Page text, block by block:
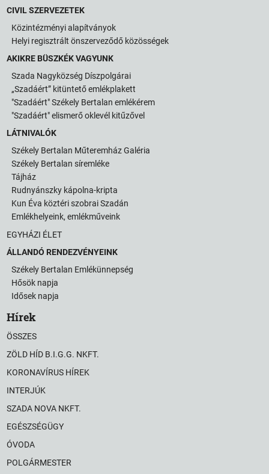
CIVIL SZERVEZETEK
Közintézményi alapítványok
Helyi regisztrált önszerveződő közösségek
AKIKRE BÜSZKÉK VAGYUNK
Szada Nagyközség Díszpolgárai
„Szadáért” kitüntető emlékplakett
"Szadáért" Székely Bertalan emlékérem
"Szadáért" elismerő oklevél kitűzővel
LÁTNIVALÓK
Székely Bertalan Műteremház Galéria
Székely Bertalan síremléke
Tájház
Rudnyánszky kápolna-kripta
Kun Éva köztéri szobrai Szadán
Emlékhelyeink, emlékműveink
EGYHÁZI ÉLET
ÁLLANDÓ RENDEZVÉNYEINK
Székely Bertalan Emlékünnepség
Hősök napja
Idősek napja
Hírek
ÖSSZES
ZÖLD HÍD B.I.G.G. NKFT.
KORONAVÍRUS HÍREK
INTERJÚK
SZADA NOVA NKFT.
EGÉSZSÉGÜGY
ÓVODA
POLGÁRMESTER